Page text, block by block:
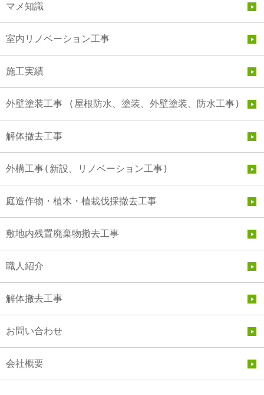
マメ知識
室内リノベーション工事
施工実績
外壁塗装工事 (屋根防水、塗装、外壁塗装、防水工事)
解体撤去工事
外構工事(新設、リノベーション工事)
庭造作物・植木・植栽伐採撤去工事
敷地内残置廃棄物撤去工事
職人紹介
解体撤去工事
お問い合わせ
会社概要